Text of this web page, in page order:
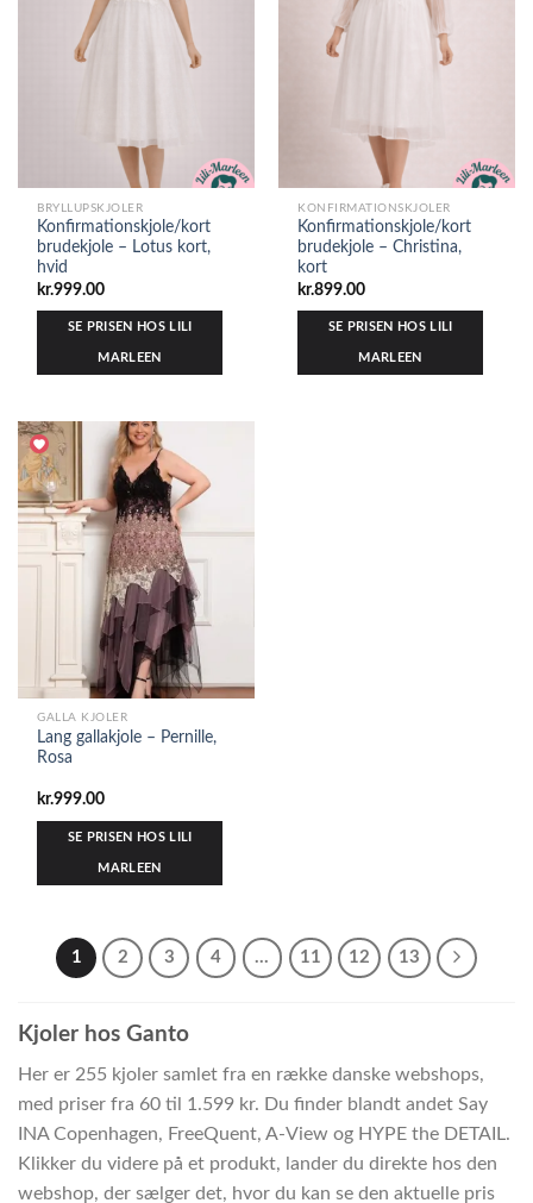
BRYLLUPSKJOLER
Konfirmationskjole/kort
brudekjole – Lotus kort,
hvid
kr.999.00
SE PRISEN HOS LILI
MARLEEN
KONFIRMATIONSKJOLER
Konfirmationskjole/kort
brudekjole – Christina,
kort
kr.899.00
SE PRISEN HOS LILI
MARLEEN
GALLA KJOLER
Lang gallakjole – Pernille,
Rosa
kr.999.00
SE PRISEN HOS LILI
MARLEEN
1 2 3 4 … 11 12 13
Kjoler hos Ganto
Her er 255 kjoler samlet fra en række danske webshops,
med priser fra 60 til 1.599 kr. Du finder blandt andet Say
INA Copenhagen, FreeQuent, A-View og HYPE the DETAIL.
Klikker du videre på et produkt, lander du direkte hos den
webshop, der sælger det, hvor du kan se den aktuelle pris